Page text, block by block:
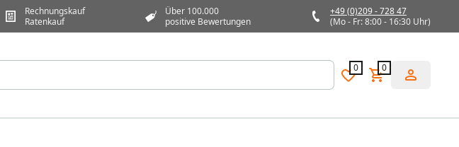
Rechnungskauf
Ratenkauf
Über 100.000
positive Bewertungen
+49 (0)209 - 728 47
(Mo - Fr: 8:00 - 16:30 Uhr)
0 0